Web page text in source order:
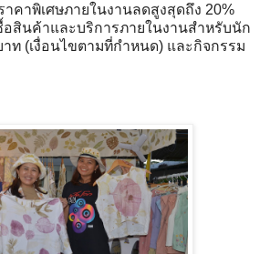
าคาพิเศษภายในงานลดสูงสุดถึง 20%
สินค้าและบริการภายในงานสำหรับนัก
าท (เงื่อนไขตามที่กำหนด) และกิจกรรม